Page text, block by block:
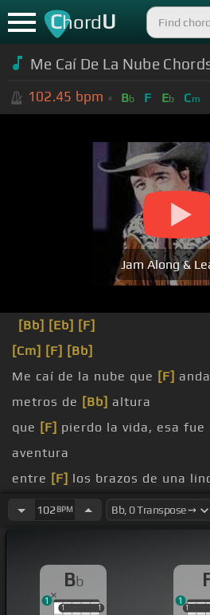
ChordU
Me Caí De La Nube
102.45 bpm Bb F Eb Cm
Jam Along &
[Bb] [Eb] [F]
[Cm] [F] [Bb]
Me caí de la nube que [F]
metros de [Bb] altura
que [F] pierdo la vida, esa fue
aventura
entre [F] los brazos de una
criatura
vestido
colmo todo el cuerpo
de
conmigo[Bb]lloro
102 BPM
Bb
1 1
1 1
1
11
1